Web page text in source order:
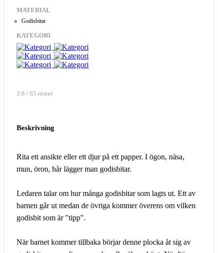
MATERIAL
Godisbitar
KATEGORI
3.6 / 65 röster
Beskrivning
Rita ett ansikte eller ett djur på ett papper. I ögon, näsa,
mun, öron, hår lägger man godisbitar.
Ledaren talar om hur många godisbitar som lagts ut. Ett av
barnen går ut medan de övriga kommer överens om vilken
godisbit som är "tipp".
När barnet kommer tillbaka börjar denne plocka åt sig av